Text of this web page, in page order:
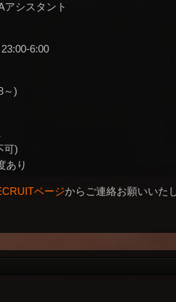
アシスタント
6:00
～)
可)
あり
ページからご連絡お願いいた